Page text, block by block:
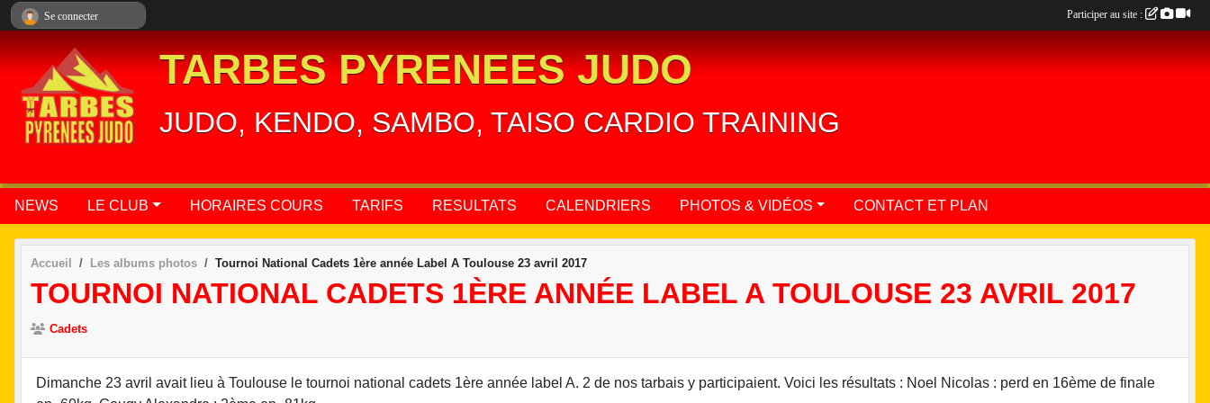
TARBES PYRENEES JUDO
JUDO, KENDO, SAMBO, TAISO CARDIO TRAINING
NEWS LE CLUB HORAIRES COURS TARIFS RESULTATS CALENDRIERS PHOTOS & VIDÉOS CONTACT ET PLAN
Accueil Les albums photos Tournoi National Cadets 1ère année Label A Toulouse 23 avril 2017
TOURNOI NATIONAL CADETS 1ÈRE ANNÉE LABEL A TOULOUSE 23 AVRIL 2017
Cadets
Dimanche 23 avril avait lieu à Toulouse le tournoi national cadets 1ère année label A. 2 de nos tarbais y participaient. Voici les résultats : Noel Nicolas : perd en 16ème de finale
Se connecter Participer au site :
Panneau de gestion des cookies